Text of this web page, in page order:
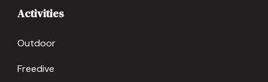
Activities
Outdoor
Freedive